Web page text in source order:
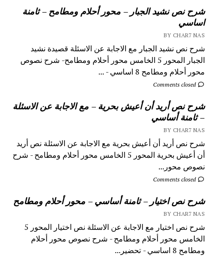
شرح نص نشيد الجبار – محور أحلام ومطامح – ثامنة
اساسي
BY CHAR7 NAS
شرح نص نشيد الجبار مع الاجابة عن الاسئلة قصيدة نشيد
الجبار المحور 5 الخامس محور أحلام ومطامح- شرح نصوص
محور أحلام ومطامح 8 اساسي - ...
Comments closed
شرح نص أريد أن أعيش بحرية – مع الاجابة عن الاسئلة
– ثامنة أساسي
BY CHAR7 NAS
شرح نص أريد أن أعيش بحرية مع الاجابة عن الاسئلة نص أريد
أن أعيش بحرية المحور 5 الخامس محور أحلام ومطامح - شرح
نصوص محور...
Comments closed
شرح نص اختيار – ثامنة أساسي – محور أحلام ومطامح
BY CHAR7 NAS
شرح نص اختيار مع الاجابة عن الاسئلة نص اختيار المحور 5
الخامس محور أحلام ومطامح - شرح نصوص محور أحلام
ومطامح 8 اساسي - تحضير...